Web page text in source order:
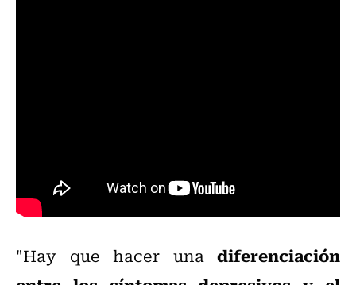
"Hay que hacer una diferenciación